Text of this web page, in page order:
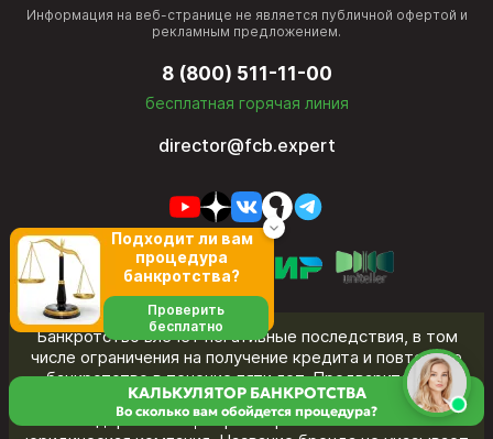
Информация на веб-странице не является публичной офертой и
рекламным предложением.
8 (800) 511-11-00
бесплатная горячая линия
director@fcb.expert
Банкротство влечет негативные последствия, в том
числе ограничения на получение кредита и повторное
банкротство в течение пяти лет. Предварительно
обратитесь к своему кредитору и в МФЦ.
«Федеральный центр банкротства» - частная
КАЛЬКУЛЯТОР БАНКРОТСТВА
Во сколько вам обойдется процедура?
Подходит ли вам
процедура
банкротства?
Проверить
бесплатно